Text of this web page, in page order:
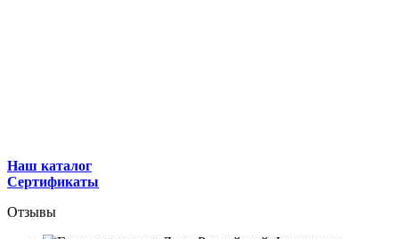
Наш каталог
Сертификаты
Отзывы